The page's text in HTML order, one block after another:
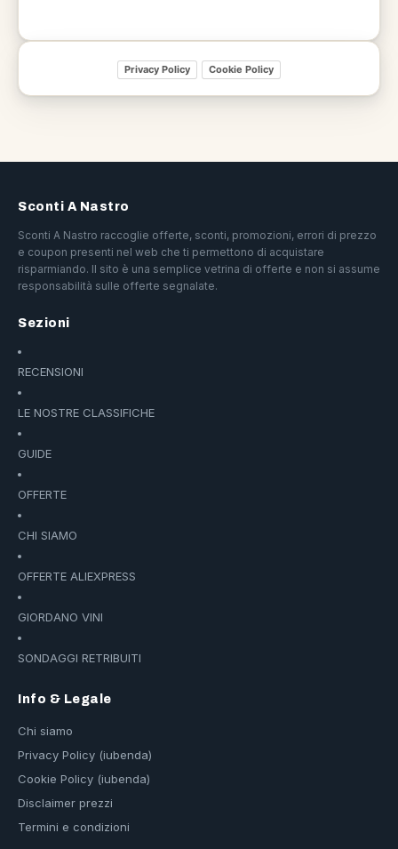
Privacy Policy Cookie Policy
Sconti A Nastro
Sconti A Nastro raccoglie offerte, sconti, promozioni, errori di prezzo
e coupon presenti nel web che ti permettono di acquistare
risparmiando. Il sito è una semplice vetrina di offerte e non si assume
responsabilità sulle offerte segnalate.
Sezioni
RECENSIONI
LE NOSTRE CLASSIFICHE
GUIDE
OFFERTE
CHI SIAMO
OFFERTE ALIEXPRESS
GIORDANO VINI
SONDAGGI RETRIBUITI
Info & Legale
Chi siamo
Privacy Policy (iubenda)
Cookie Policy (iubenda)
Disclaimer prezzi
Termini e condizioni